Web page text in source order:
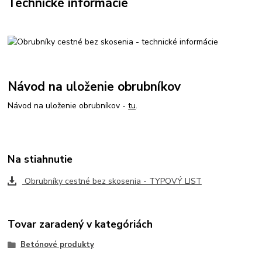
Návod na uloženie obrubníkov
Návod na uloženie obrubníkov -tu.
Na stiahnutie
Obrubníky cestné bez skosenia - TYPOVÝ LIST
Tovar zaradený v kategóriách
Betónové produkty